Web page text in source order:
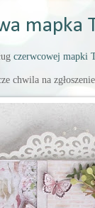
mapka
czerwcowej mapki
chwila na